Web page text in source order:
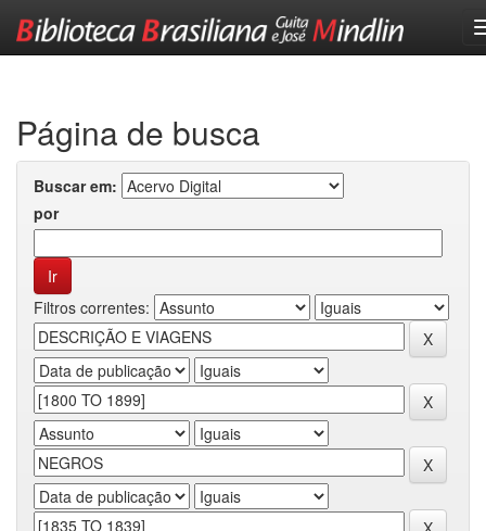
Página de busca
Buscar em:
por
Filtros correntes: